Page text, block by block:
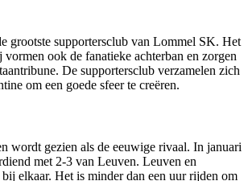
grootste supportersclub van Lommel SK. Het
ook de fanatieke achterban en zorgen
De supportersclub verzamelen zich
om een goede sfeer te creëren.
wordt gezien als de eeuwige rivaal. In januari
met 2-3 van Leuven. Leuven en
elkaar. Het is minder dan een uur rijden om